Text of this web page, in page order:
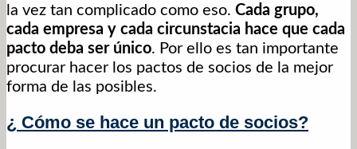
la vez tan complicado como eso. Cada grupo,
cada empresa y cada circunstacia hace que cada
pacto deba ser único. Por ello es tan importante
procurar hacer los pactos de socios de la mejor
forma de las posibles.
¿ Cómo se hace un pacto de socios?